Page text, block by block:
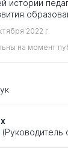
истории
2022 г.
на момент
(Руководитель